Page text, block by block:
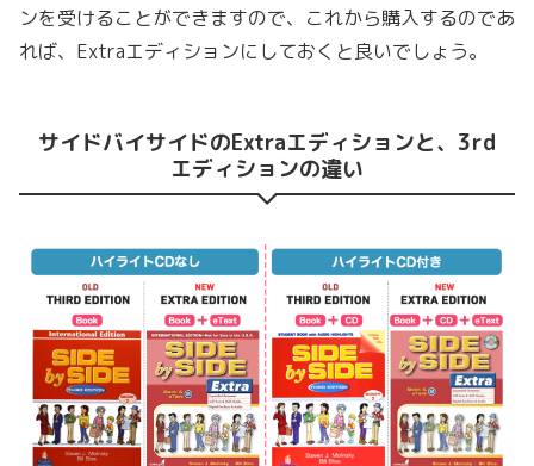
ンを受けることができますので、これから購入するのであ
れば、Extraエディションにしておくと良いでしょう。
サイドバイサイドのExtraエディションと、3rd
エディションの違い